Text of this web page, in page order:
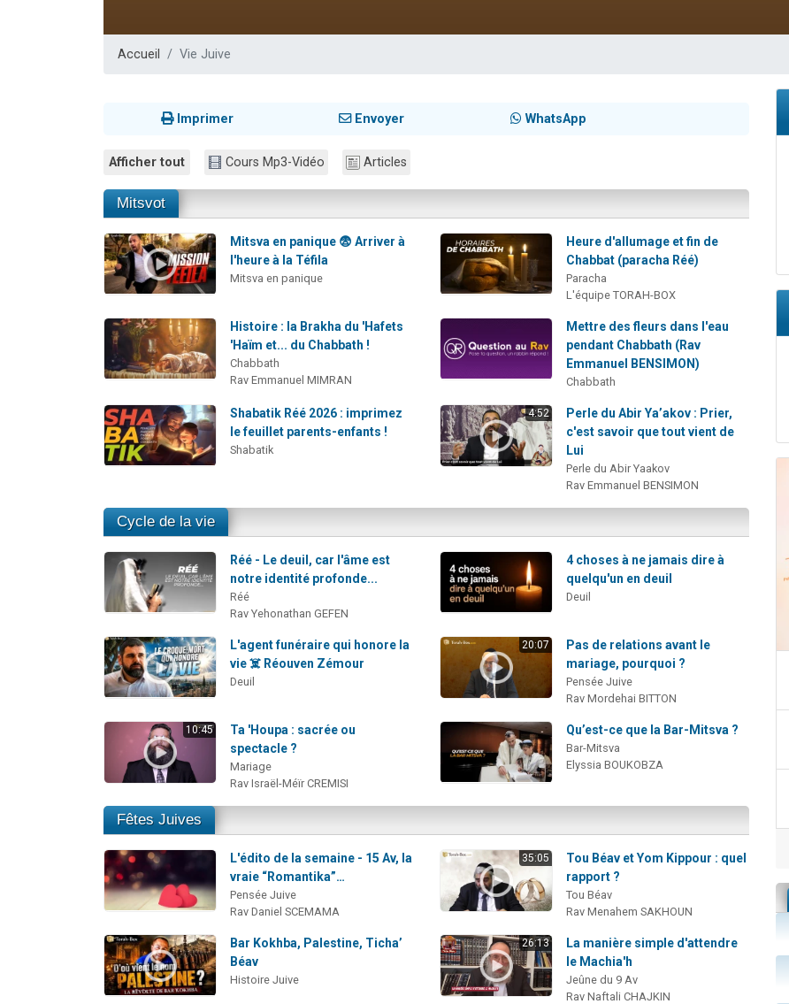
Accueil Vie Juive
Imprimer Envoyer WhatsApp
Afficher tout Cours Mp3-Vidéo Articles
Mitsvot
Mitsva en panique 😨 Arriver à
l'heure à la Téfila
Mitsva en panique
Heure d'allumage et fin de
Chabbat (paracha Réé)
Paracha
L'équipe TORAH-BOX
Histoire : la Brakha du 'Hafets
'Haïm et... du Chabbath !
Chabbath
Rav Emmanuel MIMRAN
Mettre des fleurs dans l'eau
pendant Chabbath (Rav
Emmanuel BENSIMON)
Chabbath
Shabatik Réé 2026 : imprimez
le feuillet parents-enfants !
Shabatik
4:52
Perle du Abir Ya’akov : Prier,
c'est savoir que tout vient de
Lui
Perle du Abir Yaakov
Rav Emmanuel BENSIMON
Cycle de la vie
Réé - Le deuil, car l'âme est
notre identité profonde...
Réé
Rav Yehonathan GEFEN
4 choses à ne jamais dire à
quelqu'un en deuil
Deuil
L'agent funéraire qui honore la
vie ☠️ Réouven Zémour
Deuil
20:07
Pas de relations avant le
mariage, pourquoi ?
Pensée Juive
Rav Mordehai BITTON
10:45
Ta 'Houpa : sacrée ou
spectacle ?
Mariage
Rav Israël-Méïr CREMISI
Qu’est-ce que la Bar-Mitsva ?
Bar-Mitsva
Elyssia BOUKOBZA
Fêtes Juives
L'édito de la semaine - 15 Av, la
vraie “Romantika”…
Pensée Juive
Rav Daniel SCEMAMA
35:05
Tou Béav et Yom Kippour : quel
rapport ?
Tou Béav
Rav Menahem SAKHOUN
Bar Kokhba, Palestine, Ticha’
Béav
Histoire Juive
26:13
La manière simple d'attendre
le Machia'h
Jeûne du 9 Av
Rav Naftali CHAJKIN